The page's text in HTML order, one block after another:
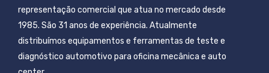
representação comercial que atua no mercado desde
1985. São 31 anos de experiência. Atualmente
distribuímos equipamentos e ferramentas de teste e
diagnóstico automotivo para oficina mecânica e auto